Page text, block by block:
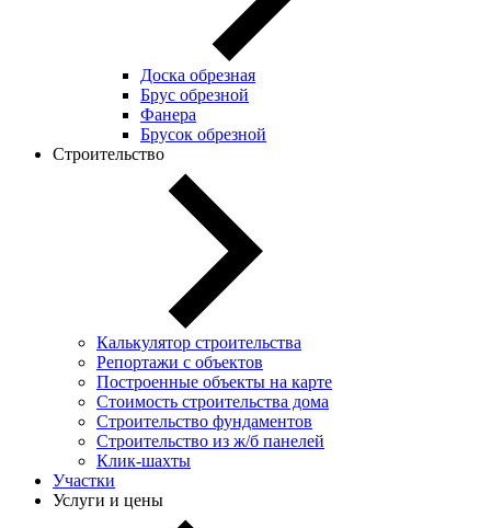
Доска обрезная
Брус обрезной
Фанера
Брусок обрезной
Строительство
Калькулятор строительства
Репортажи с объектов
Построенные объекты на карте
Стоимость строительства дома
Строительство фундаментов
Строительство из ж/б панелей
Клик-шахты
Участки
Услуги и цены